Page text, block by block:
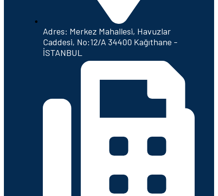
Adres: Merkez Mahallesi, Havuzlar
Caddesi, No:12/A 34400 Kağıthane -
İSTANBUL